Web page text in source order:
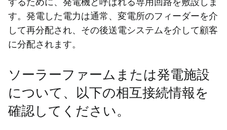
す。発電した電力は通常、変電所のフィーダーを介
して再分配され、その後送電システムを介して顧客
に分配されます。
ソーラーファームまたは発電施設
について、以下の相互接続情報を
確認してください。